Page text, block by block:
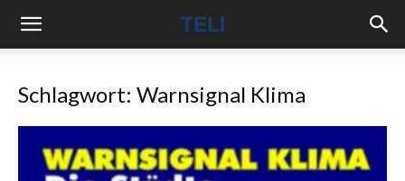
Schlagwort: Warnsignal Klima